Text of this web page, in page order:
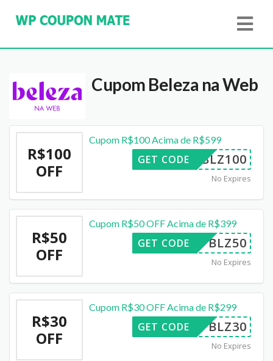
Cupom Beleza na Web
R$100
OFF
Cupom R$100 Acima de R$599
BLZ100
GET CODE
No Expires
R$50
OFF
Cupom R$50 OFF Acima de R$399
BLZ50
GET CODE
No Expires
R$30
OFF
Cupom R$30 OFF Acima de R$299
BLZ30
GET CODE
No Expires